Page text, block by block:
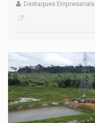
Destaques Empresariais